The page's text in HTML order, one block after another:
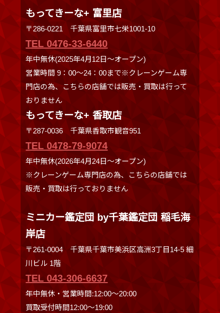
もってきーな+ 富里店
〒286-0221 千葉県富里市七栄1001-10
TEL 0476-33-6440
年中無休(2025年4月12日～オープン)
営業時間 9：00～24：00まで※クレーンゲーム専
門店の為、こちらの店舗では販売・買取は行って
おりません
もってきーな+ 香取店
〒287-0036 千葉県香取市観音951
TEL 0478-79-9074
年中無休(2026年4月24日～オープン)
※クレーンゲーム専門店の為、こちらの店舗では
販売・買取は行っておりません
ミニカー鑑定団 by千葉鑑定団 稲毛海
岸店
〒261-0004 千葉県千葉市美浜区高洲3丁目14-5 細
川ビル 1階
TEL 043-306-6637
年中無休・営業時間:12:00〜20:00
買取受付時間12:00〜19:00